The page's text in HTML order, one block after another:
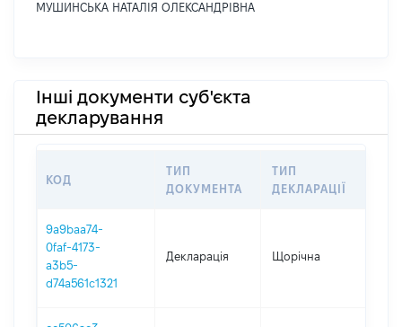
МУШИНСЬКА НАТАЛІЯ ОЛЕКСАНДРІВНА
Інші документи суб'єкта
декларування
КОД
ТИП
ДОКУМЕНТА
ТИП
ДЕКЛАРАЦІЇ
9a9baa74-
0faf-4173-
a3b5-
d74a561c1321
Декларація Щорічна